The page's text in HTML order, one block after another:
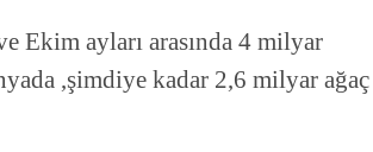
Ekim ayları arasında 4 milyar
,şimdiye kadar 2,6 milyar ağaç